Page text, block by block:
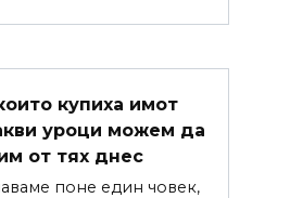
купиха имот
уроци можем да
от тях днес
поне един човек,